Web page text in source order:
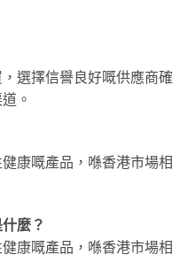
選擇信譽良好嘅供應商確
。
康嘅產品，喺香港市場相
麼？
康嘅產品，喺香港市場相